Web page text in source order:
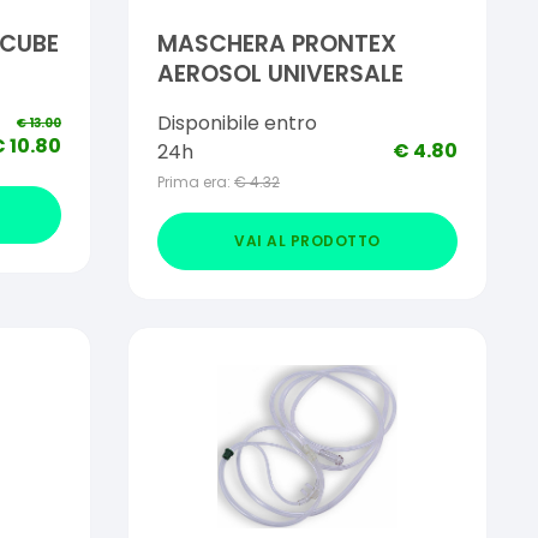
€13.00
10.80
MASCHERA PRONTEX
AEROSOL UNIVERSALE
Disponibile entro
24h
Prima era: €4.32
€ 4.80
VAI AL PRODOTTO